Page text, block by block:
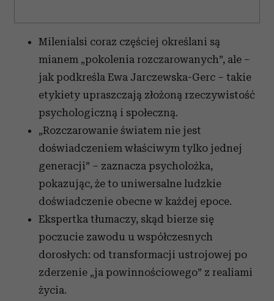
Milenialsi coraz częściej określani są
mianem „pokolenia rozczarowanych”, ale –
jak podkreśla Ewa Jarczewska-Gerc – takie
etykiety upraszczają złożoną rzeczywistość
psychologiczną i społeczną.
„Rozczarowanie światem nie jest
doświadczeniem właściwym tylko jednej
generacji” – zaznacza psycholożka,
pokazując, że to uniwersalne ludzkie
doświadczenie obecne w każdej epoce.
Ekspertka tłumaczy, skąd bierze się
poczucie zawodu u współczesnych
dorosłych: od transformacji ustrojowej po
zderzenie „ja powinnościowego” z realiami
życia.